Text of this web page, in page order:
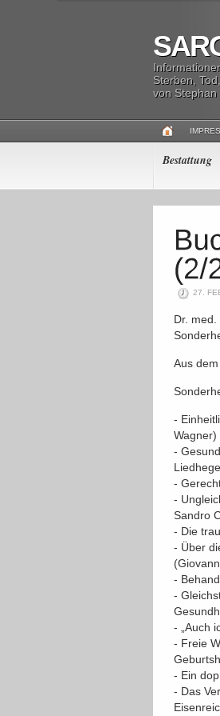
Sterben,
von
Bestattung
27.
Dr.
Aus
-
Wagner)
-
-
-
Sandro
- Die
- Über
-
-
- „Auch
- Freie
- Ein
- Das